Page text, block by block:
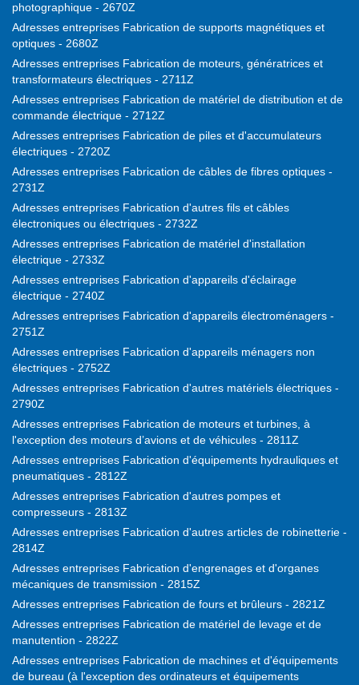
photographique - 2670Z
Adresses entreprises Fabrication de supports magnétiques et
optiques - 2680Z
Adresses entreprises Fabrication de moteurs, génératrices et
transformateurs électriques - 2711Z
Adresses entreprises Fabrication de matériel de distribution et de
commande électrique - 2712Z
Adresses entreprises Fabrication de piles et d'accumulateurs
électriques - 2720Z
Adresses entreprises Fabrication de câbles de fibres optiques -
2731Z
Adresses entreprises Fabrication d'autres fils et câbles
électroniques ou électriques - 2732Z
Adresses entreprises Fabrication de matériel d'installation
électrique - 2733Z
Adresses entreprises Fabrication d'appareils d'éclairage
électrique - 2740Z
Adresses entreprises Fabrication d'appareils électroménagers -
2751Z
Adresses entreprises Fabrication d'appareils ménagers non
électriques - 2752Z
Adresses entreprises Fabrication d'autres matériels électriques -
2790Z
Adresses entreprises Fabrication de moteurs et turbines, à
l'exception des moteurs d’avions et de véhicules - 2811Z
Adresses entreprises Fabrication d'équipements hydrauliques et
pneumatiques - 2812Z
Adresses entreprises Fabrication d'autres pompes et
compresseurs - 2813Z
Adresses entreprises Fabrication d'autres articles de robinetterie -
2814Z
Adresses entreprises Fabrication d'engrenages et d'organes
mécaniques de transmission - 2815Z
Adresses entreprises Fabrication de fours et brûleurs - 2821Z
Adresses entreprises Fabrication de matériel de levage et de
manutention - 2822Z
Adresses entreprises Fabrication de machines et d'équipements
de bureau (à l'exception des ordinateurs et équipements